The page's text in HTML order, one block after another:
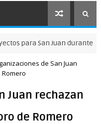
Juan durante entrevista
de San Juan
Juan rechazan
de Romero